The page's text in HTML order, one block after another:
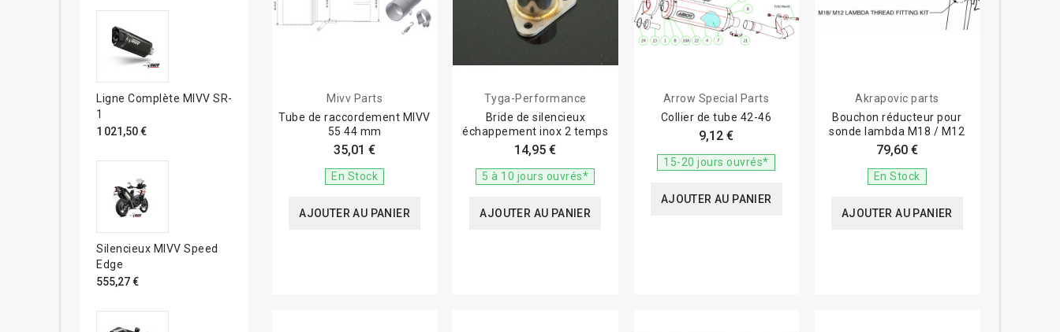
Ligne Complète MIVV SR-
1
1 021,50 €
Silencieux MIVV Speed
Edge
555,27 €
Mivv Parts
Tube de raccordement MIVV
55 44 mm
35,01 €
En Stock
AJOUTER AU PANIER
Tyga-Performance
Bride de silencieux
échappement inox 2 temps
14,95 €
5 à 10 jours ouvrés*
AJOUTER AU PANIER
Arrow Special Parts
Collier de tube 42-46
9,12 €
15-20 jours ouvrés*
AJOUTER AU PANIER
Akrapovic parts
Bouchon réducteur pour
sonde lambda M18 / M12
79,60 €
En Stock
AJOUTER AU PANIER